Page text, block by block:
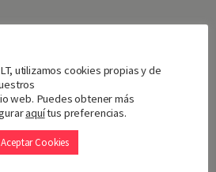
utilizamos cookies propias y de
web. Puedes obtener más
aquítus preferencias.
Aceptar Cookies